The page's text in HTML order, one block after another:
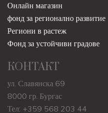
Онлайн магазин
фонд за регионално развитие
Региони в растеж
Фонд за устойчиви градове
КОНТАКТ
ул. Славянска 69
8000 гр. Бургас
Тел: +359 568 203 44